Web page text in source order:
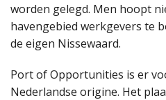
worden gelegd. Men hoopt
havengebied werkgevers te
de eigen Nissewaard.
Port of Opportunities is er
Nederlandse origine. Het